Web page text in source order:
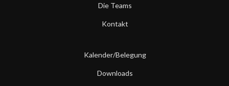
Die Teams
Kontakt
Kalender/Belegung
Downloads